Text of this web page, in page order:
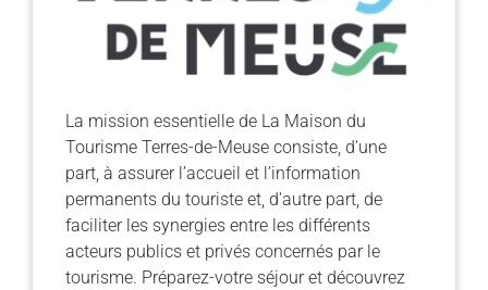
La mission essentielle de La Maison du
Tourisme Terres-de-Meuse consiste, d’une
part, à assurer l’accueil et l’information
permanents du touriste et, d’autre part, de
faciliter les synergies entre les différents
acteurs publics et privés concernés par le
tourisme. Préparez-votre séjour et découvrez